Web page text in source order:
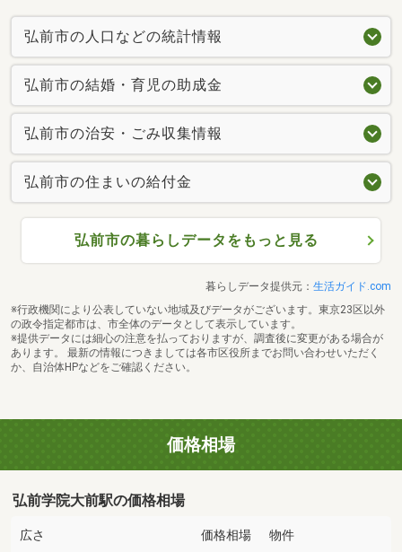
弘前市の人口などの統計情報
弘前市の結婚・育児の助成金
弘前市の治安・ごみ収集情報
弘前市の住まいの給付金
弘前市の暮らしデータをもっと見る
暮らしデータ提供元： 生活ガイド.com
※行政機関により公表していない地域及びデータがございます。東京23区以外
の政令指定都市は、市全体のデータとして表示しています。
※提供データには細心の注意を払っておりますが、調査後に変更がある場合が
あります。 最新の情報につきましては各市区役所までお問い合わせいただく
か、自治体HPなどをご確認ください。
価格相場
弘前学院大前駅の価格相場
広さ 価格相場 物件